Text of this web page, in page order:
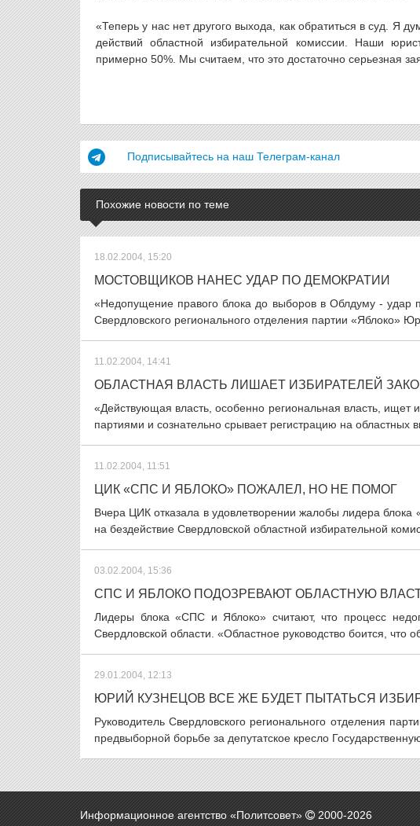
«Теперь у нас нет другого выхода, как обратиться в суд. Я
действий областной избирательной комиссии. Наши
примерно 50%. Мы считаем, что это достаточно серьезная
Подписывайтесь на наш Телеграм-канал
Похожие новости по теме
18.02.2004, 15:20
МОСТОВЩИКОВ НАНЕС УДАР ПО ДЕМОКРАТИИ
«Недопущение правого блока до выборов в Облдуму - удар
Свердловского регионального отделения партии «Яблоко»
11.02.2004, 14:41
ОБЛАСТНАЯ ВЛАСТЬ ЛИШАЕТ ИЗБИРАТЕЛЕЙ
«Действующая власть, особенно региональная власть,
партиями и сознательно срывает регистрацию на областных
11.02.2004, 11:51
ЦИК «СПС И ЯБЛОКО» ПОЖАЛЕЛ, НО НЕ ПОМОГ
Вчера ЦИК отказала в удовлетворении жалобы лидера
на бездействие Свердловской областной избирательной
03.02.2004, 15:36
СПС И ЯБЛОКО ПОДОЗРЕВАЮТ ОБЛАСТНУЮ
Лидеры блока «СПС и Яблоко» считают, что процесс
Свердловской области. «Областное руководство боится, что
29.01.2004, 12:13
ЮРИЙ КУЗНЕЦОВ ВСЕ ЖЕ БУДЕТ ПЫТАТЬСЯ
Руководитель Свердловского регионального отделения
предвыборной борьбе за депутатское кресло
Информационное агентство «Политсовет» 2000-2026